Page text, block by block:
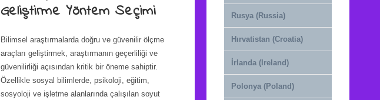
Geliştirme Yöntem Seçimi
Bilimsel araştırmalarda doğru ve güvenilir ölçme
araçları geliştirmek, araştırmanın geçerliliği ve
güvenilirliği açısından kritik bir öneme sahiptir.
Özellikle sosyal bilimlerde, psikoloji, eğitim,
sosyoloji ve işletme alanlarında çalışılan soyut
Rusya (Russia)
Hırvatistan (Croatia)
İrlanda (Ireland)
Polonya (Poland)